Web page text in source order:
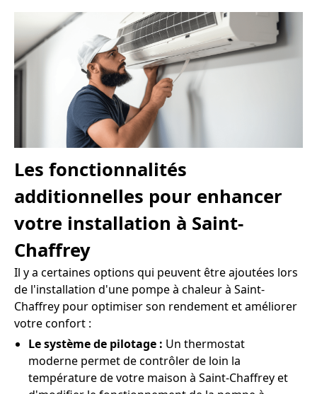
Les fonctionnalités
additionnelles pour enhancer
votre installation à Saint-
Chaffrey
Il y a certaines options qui peuvent être ajoutées lors
de l'installation d'une pompe à chaleur à Saint-
Chaffrey pour optimiser son rendement et améliorer
votre confort :
Le système de pilotage : Un thermostat
moderne permet de contrôler de loin la
température de votre maison à Saint-Chaffrey et